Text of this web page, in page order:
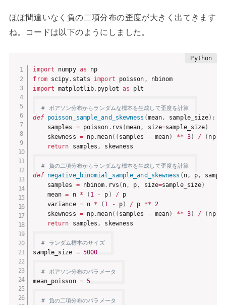
ほぼ間違いなく負の二項分布の歪度が大きく出てきます
ね。コードは以下のようにしました。
import numpy as
from scipy . stats import poisson ,
import matplotlib . pyplot as plt
# ポアソン分布からランダムな標本を生成して歪度を計算
def poisson_sample_and_skewness (mean, sample_size) :
    samples
= poisson . rvs (mean, size=sample_size)
    skewness
= np .mean( ( samples - mean) ** 3) / ( np.
return samples , skewness
# 負の二項分布からランダムな標本を生成して歪度を計算
def negative_binomial_sample_and_skewness ( n, p,
    samples
= nbinom . rvs ( n, p, size=sample_size)
    mean
= n * ( 1 - p ) / p
    variance
= n * ( 1 - p) / p ** 2
    skewness
= np .mean( ( samples - mean) ** 3) / ( np.
return samples , skewness
# ランダム標本のサイズ
sample_size = 5000
# ポアソン分布のパラメータ
mean_poisson = 5
# 負の二項分布のパラメータ